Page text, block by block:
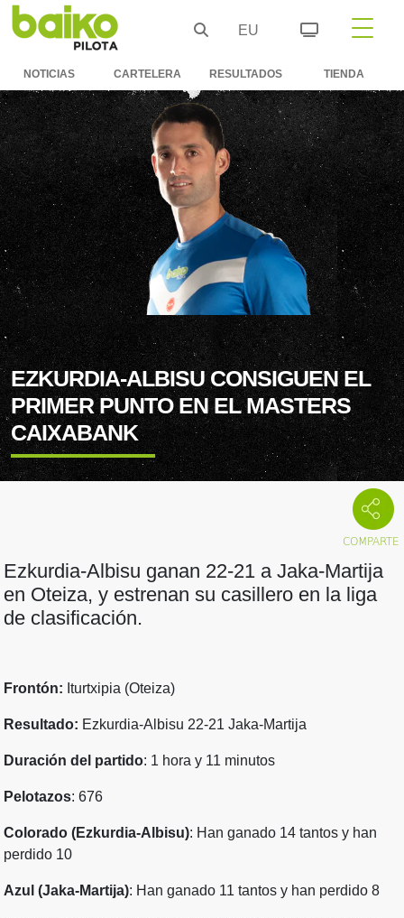
EU
NOTICIAS CARTELERA RESULTADOS TIENDA
EZKURDIA-ALBISU CONSIGUEN EL
PRIMER PUNTO EN EL MASTERS
CAIXABANK
Ezkurdia-Albisu ganan 22-21 a Jaka-Martija
en Oteiza, y estrenan su casillero en la liga
de clasificación.
Frontón: Iturtxipia (Oteiza)
Resultado: Ezkurdia-Albisu 22-21 Jaka-Martija
Duración del partido: 1 hora y 11 minutos
Pelotazos: 676
Colorado (Ezkurdia-Albisu): Han ganado 14 tantos y han
perdido 10
Azul (Jaka-Martija): Han ganado 11 tantos y han perdido 8